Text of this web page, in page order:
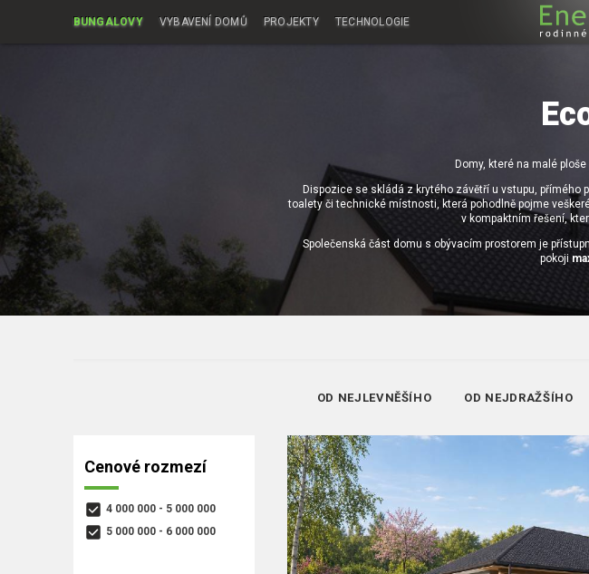
BUNGALOVY VYBAVENÍ DOMŮ PROJEKTY TECHNOLOGIE
Domy, které na malé
Dispozice se skládá z krytého závětří u vstupu,
toalety či technické místnosti, která pohodlně pojme
v kompaktním řešení,
Společenská část domu s obývacím prostorem je
pokoji
OD NEJLEVNĚŠÍHO OD NEJDRAŽŠÍHO
Cenové rozmezí
4 000 000 - 5 000 000
5 000 000 - 6 000 000